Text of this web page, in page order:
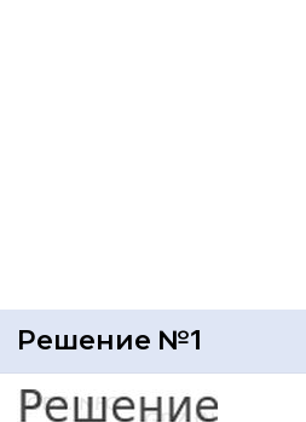
Решение №1